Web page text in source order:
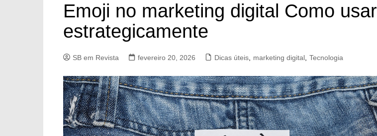
Emoji no marketing digital Como usar
estrategicamente
SB em Revista fevereiro 20, 2026 Dicas úteis marketing digital Tecnologia